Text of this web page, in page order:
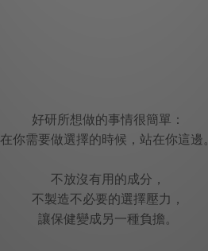
好研所想做的事情很簡單：
在你需要做選擇的時候，站在你這邊。
不放沒有用的成分，
不製造不必要的選擇壓力，
讓保健變成另一種負擔。